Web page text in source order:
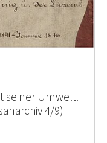
seiner Umwelt.
4/9)